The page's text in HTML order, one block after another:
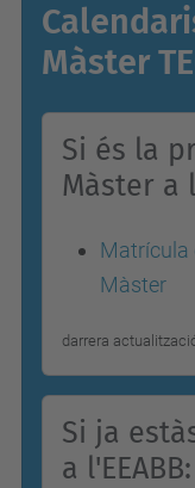
Màster
Si és la
Màster a
Matrícula
Màster
darrera
Si ja
a l'EEABB: